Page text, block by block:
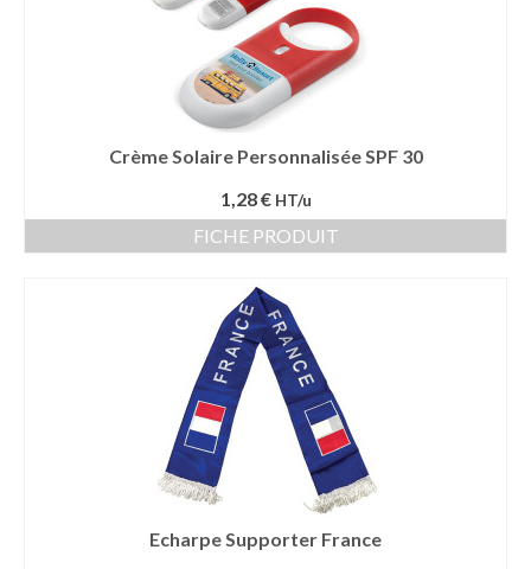
Crème Solaire Personnalisée SPF 30
1,28 € HT/u
FICHE PRODUIT
Echarpe Supporter France